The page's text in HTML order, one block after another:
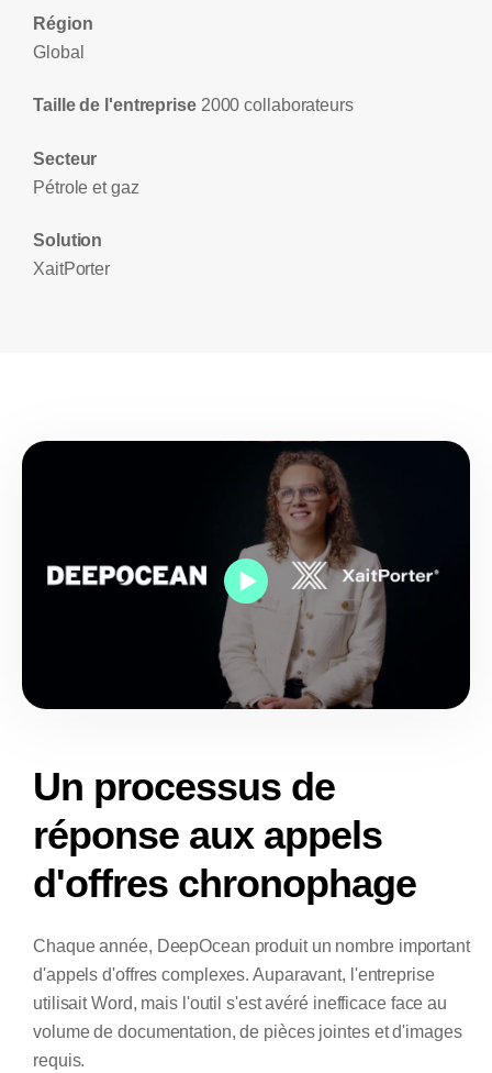
Région
Global
Taille de l'entreprise 2000 collaborateurs
Secteur
Pétrole et gaz
Solution
XaitPorter
Un processus de
réponse aux appels
d'offres chronophage
Chaque année, DeepOcean produit un nombre important
d'appels d'offres complexes. Auparavant, l'entreprise
utilisait Word, mais l'outil s'est avéré inefficace face au
volume de documentation, de pièces jointes et d'images
requis.